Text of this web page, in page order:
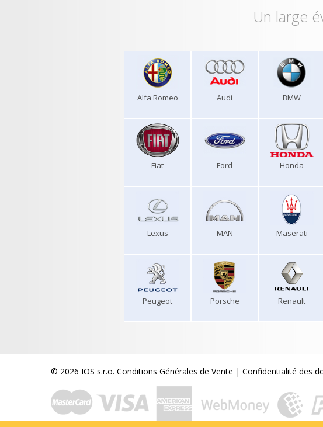
Un large
Alfa Romeo Audi BMW
Fiat Ford Honda
Lexus MAN Maserati
Peugeot Porsche Renault
© 2026 IOS s.r.o. Conditions Générales de Vente | Confidentialité des